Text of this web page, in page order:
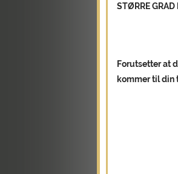
STØRRE GRAD
Forutsetter at
kommer til din